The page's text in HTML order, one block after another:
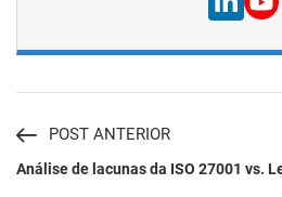
POST ANTERIOR
Análise de lacunas da ISO 27001 vs.